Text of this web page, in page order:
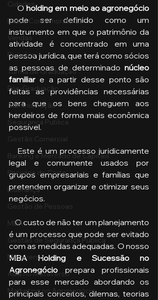
Cidades
Datas Comemorativas
Vendas
Pecuária
Turma de Graduação
Pós-Graduação
Administração
Segurança Publica
Gestão Comercial
Banking e Mercado de Capitais
Pecuária de Corte
Liderança
Gestão de Pessoas
MBA
Gestão de Segurança Publica
Metaverso
Aula no Metaverso
Marketing no Agronegócio
    O
holding em meio ao agronegócio
pode ser definido como um
instrumento em que o patrimônio da
atividade é concentrado em uma
pessoa jurídica, que terá como sócios
as pessoas de determinado núcleo
familiar e a partir desse ponto são
feitas as providências necessárias
para que os bens cheguem aos
herdeiros de forma mais econômica
possível.
   Este é um processo juridicamente
legal e comumente usados por
grupos empresariais e famílias que
pretendem organizar e otimizar seus
negócios.
    O custo de não ter um planejamento
é um processo que pode ser evitado
MBA Holding e Sucessão no
Agronegócio prepara profissionais
para esse mercado abordando os
principais conceitos, dilemas, teorias